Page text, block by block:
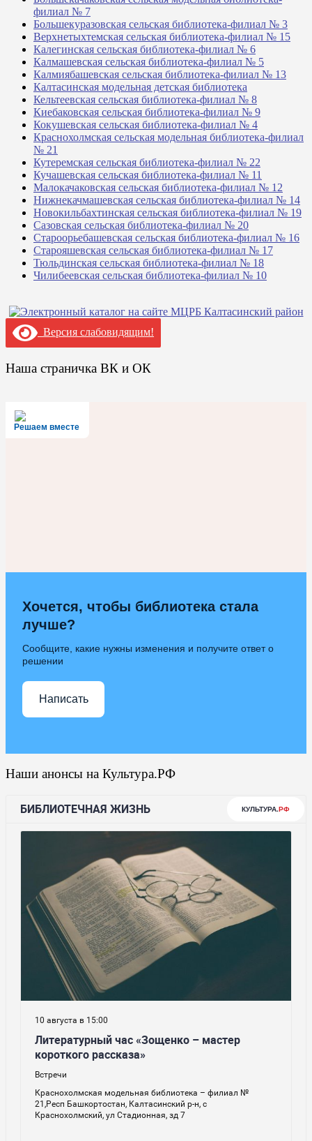
филиал № 7
Большекуразовская сельская библиотека-филиал № 3
Верхнетыхтемская сельская библиотека-филиал № 15
Калегинская сельская библиотека-филиал № 6
Калмашевская сельская библиотека-филиал № 5
Калмиябашевская сельская библиотека-филиал № 13
Калтасинская модельная детская библиотека
Кельтеевская сельская библиотека-филиал № 8
Киебаковская сельская библиотека-филиал № 9
Кокушевская сельская библиотека-филиал № 4
Краснохолмская сельская модельная библиотека-филиал
№ 21
Кутеремская сельская библиотека-филиал № 22
Кучашевская сельская библиотека-филиал № 11
Малокачаковская сельская библиотека-филиал № 12
Нижнекачмашевская сельская библиотека-филиал № 14
Новокильбахтинская сельская библиотека-филиал № 19
Сазовская сельская библиотека-филиал № 20
Староорьебашевская сельская библиотека-филиал № 16
Старояшевская сельская библиотека-филиал № 17
Тюльдинская сельская библиотека-филиал № 18
Чилибеевская сельская библиотека-филиал № 10
Версия слабовидящим!
Наша страничка ВК и ОК
Решаем вместе
Хочется, чтобы библиотека стала
лучше?
Сообщите, какие нужны изменения и получите ответ о
решении
Написать
Наши анонсы на Культура.РФ